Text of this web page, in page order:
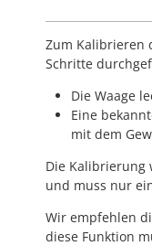
Zum Kalibrieren
Schritte
Die Waage
Eine
mit dem
Die Kalibrierung
und muss nur
Wir empfehlen
diese Funktion